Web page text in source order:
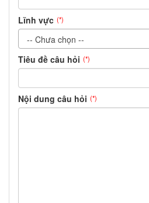
Lĩnh vực (*)
-- Chưa chọn --
Tiêu đề câu hỏi (*)
Nội dung câu hỏi (*)